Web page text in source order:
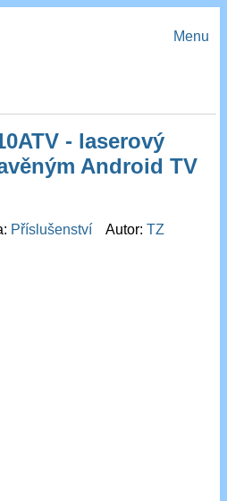
Menu
- laserový
Android TV
Příslušenství Autor:TZ